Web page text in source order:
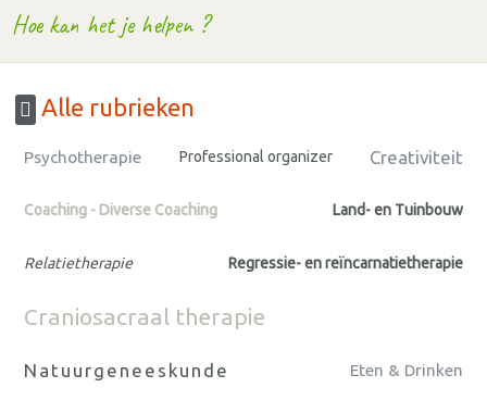
Hoe kan het je helpen ?
Alle rubrieken
Psychotherapie Professional organizer Creativiteit
Coaching - Diverse Coaching Land- en Tuinbouw
Relatietherapie Regressie- en reïncarnatietherapie
Craniosacraal therapie
Natuurgeneeskunde Eten & Drinken